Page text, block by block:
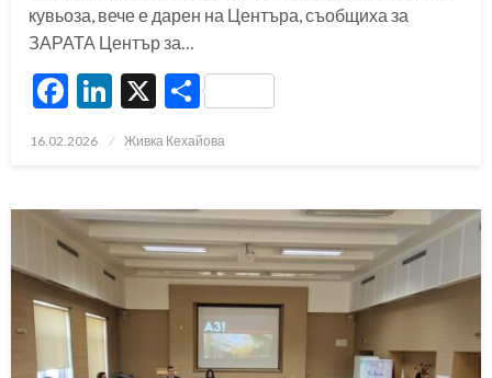
кувьоза, вече е дарен на Центъра, съобщиха за
ЗАРАТА Център за…
Facebook
LinkedIn
X Share
Posted
16.02.2026 Живка Кехайова